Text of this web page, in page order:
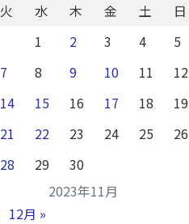
2023年11月
火 水 木 金 土
日
1
2 3 4
5
7 8 9 10 11
12
14 15 16 17 18
19
21 22 23 24 25
26
28 29 30
12月 »